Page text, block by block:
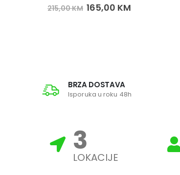
215,00KM 165,00 KM
BRZA DOSTAVA
Isporuka u roku 48h
3
LOKACIJE